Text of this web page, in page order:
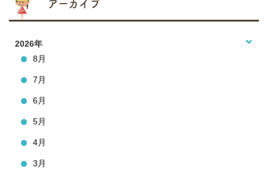
アーカイブ
2026年
8月
7月
6月
5月
4月
3月